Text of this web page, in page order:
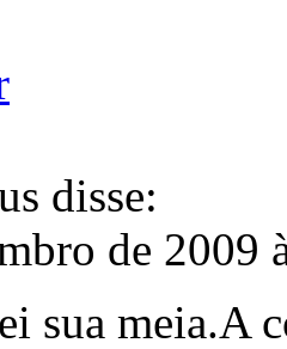
disse:
de 2009
sua meia.A